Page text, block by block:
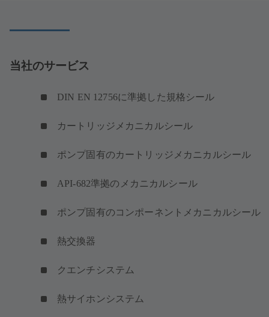
当社のサービス
DIN EN 12756に準拠した規格シール
カートリッジメカニカルシール
ポンプ固有のカートリッジメカニカルシール
API-682準拠のメカニカルシール
ポンプ固有のコンポーネントメカニカルシール
熱交換器
クエンチシステム
熱サイホンシステム